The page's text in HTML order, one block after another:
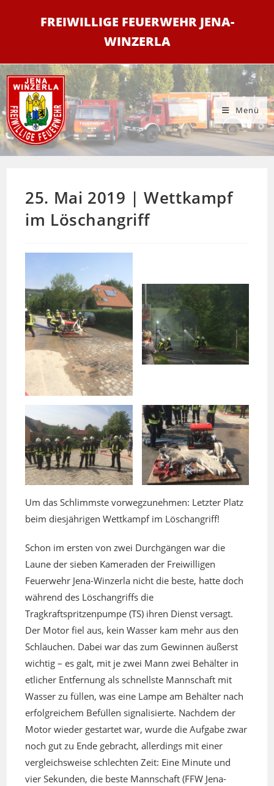
FREIWILLIGE FEUERWEHR JENA-
WINZERLA
Menü
25. Mai 2019 | Wettkampf
im Löschangriff
Um das Schlimmste vorwegzunehmen: Letzter Platz
beim diesjährigen Wettkampf im Löschangriff!
Schon im ersten von zwei Durchgängen war die
Laune der sieben Kameraden der Freiwilligen
Feuerwehr Jena-Winzerla nicht die beste, hatte doch
während des Löschangriffs die
Tragkraftspritzenpumpe (TS) ihren Dienst versagt.
Der Motor fiel aus, kein Wasser kam mehr aus den
Schläuchen. Dabei war das zum Gewinnen äußerst
wichtig – es galt, mit je zwei Mann zwei Behälter in
etlicher Entfernung als schnellste Mannschaft mit
Wasser zu füllen, was eine Lampe am Behälter nach
erfolgreichem Befüllen signalisierte. Nachdem der
Motor wieder gestartet war, wurde die Aufgabe zwar
noch gut zu Ende gebracht, allerdings mit einer
vergleichsweise schlechten Zeit: Eine Minute und
vier Sekunden, die beste Mannschaft (FFW Jena-